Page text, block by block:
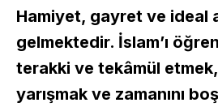
Hamiyet, gayret ve ideal
gelmektedir. İslam’ı
terakki ve tekâmül
yarışmak ve zamanını